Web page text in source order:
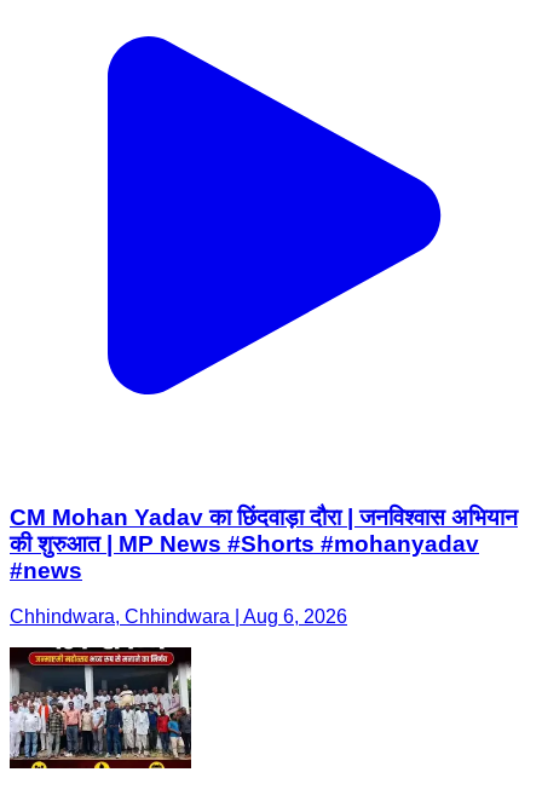
CM Mohan Yadav का छिंदवाड़ा दौरा | जनविश्वास अभियान
की शुरुआत | MP News #Shorts #mohanyadav
#news
Chhindwara, Chhindwara | Aug 6, 2026